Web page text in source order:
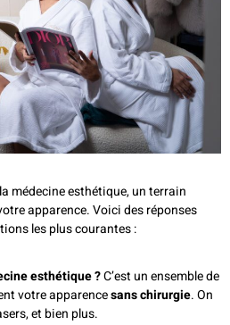
médecine esthétique, un terrain
apparence. Voici des réponses
les plus courantes :
esthétique ?C’est un ensemble de
votre apparencesans chirurgie. On
et bien plus.